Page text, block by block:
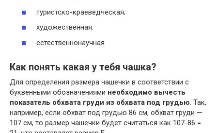
туристско-краеведческая;
художественная.
естественнонаучная
Как понять какая у тебя чашка?
Для определения размера чашечки в соответствии с
буквенными обозначениями необходимо вычесть
показатель обхвата груди из обхвата под грудью . Так,
например, если обхват под грудью 86 см, обхват груди —
107 см, то размер чашечки будет считаться как 107-86 =